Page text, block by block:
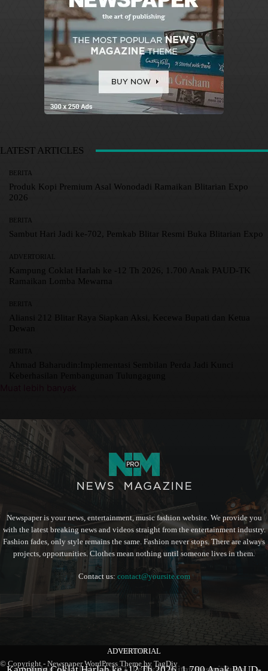
BERITA
BERITA
ADVERTORIAL
LATEST ARTICLES
BERITA
Produk Kopi Premium Asal Wonodadi Ramaikan Blitarian Expo
2026
BERITA
Sambut Hari Jadi ke-702, Pemkab Blitar Resmi Buka Blitarian Expo
ADVERTORIAL
Kampung Coklat Harlah ke -12 Th 2026, 1.700 Anak PAUD-TK
Ramaikan Lomba Mewarna
BERITA
Aliansi 212 Blitar Raya Siapkan Aksi, Kecewa Bupati dan Ketua
Dewan
Newspaper is your news, entertainment, music fashion website. We provide you
with the latest breaking news and videos straight from the entertainment industry.
Fashion fades, only style remains the same. Fashion never stops. There are always
projects, opportunities. Clothes mean nothing until someone lives in them.
Contact us: contact@yoursite.com
© Copyright - Newspaper WordPress Theme by TagDiv